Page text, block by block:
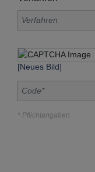
[Neues Bild]
* Pflichtangaben